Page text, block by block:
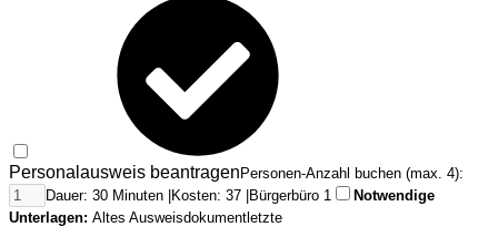
Personalausweis beantragenPersonen-Anzahl buchen (max. 4):
Dauer: 30 Minuten |Kosten: 37 |Bürgerbüro 1
Notwendige
Unterlagen: Altes Ausweisdokumentletzte